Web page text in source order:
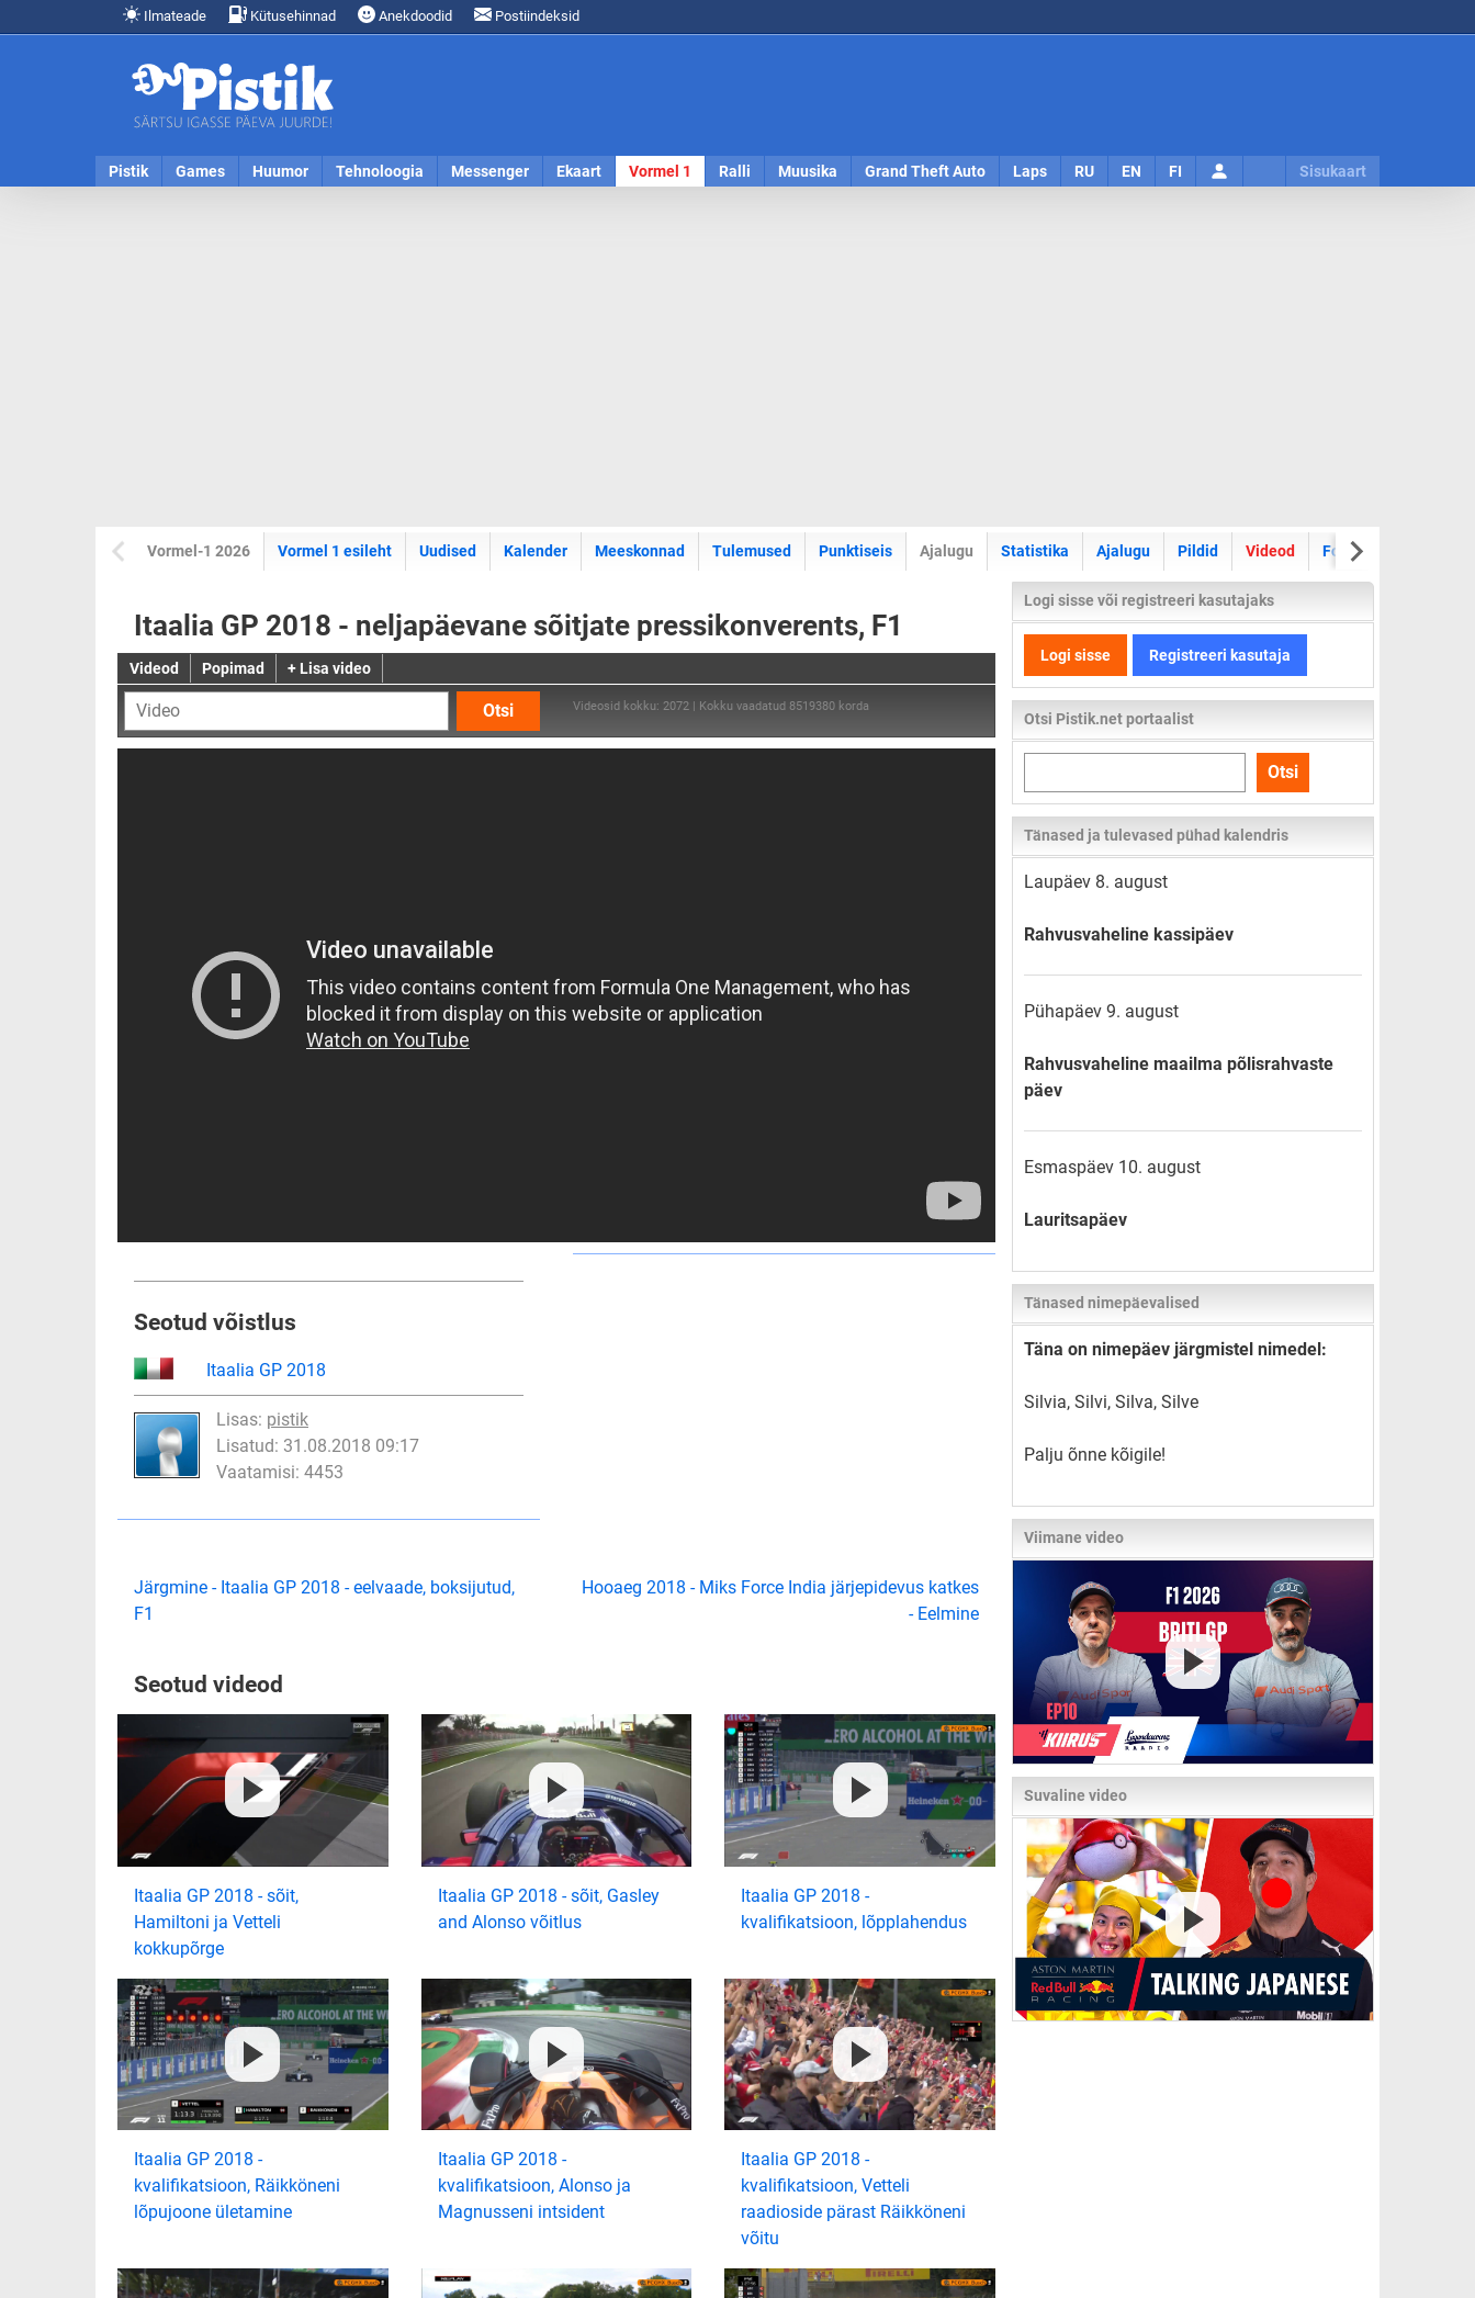
Ilmateade Kütusehinnad Anekdoodid Postiindeksid
Pistik Games Huumor Tehnoloogia Messenger Ekaart Vormel 1 Ralli Muusika Grand Theft Auto Laps RU EN FI Sisukaart
Vormel-1 2026 Vormel 1 esileht Uudised Kalender Meeskonnad Tulemused Punktiseis Ajalugu Statistika Ajalugu Pildid Videod Foorum
Itaalia GP 2018 - neljapäevane sõitjate pressikonverents, F1
Videod Popimad + Lisa video
Otsi Videosid kokku: 2072 | Kokku vaadatud 8519380 korda
Seotud võistlus
Itaalia GP 2018
Lisas: pistik
Lisatud: 31.08.2018 09:17
Vaatamisi: 4453
Järgmine - Itaalia GP 2018 - eelvaade, boksijutud,
F1
Hooaeg 2018 - Miks Force India järjepidevus katkes
- Eelmine
Seotud videod
Itaalia GP 2018 - sõit,
Hamiltoni ja Vetteli
kokkupõrge
Itaalia GP 2018 - sõit, Gasley
and Alonso võitlus
Itaalia GP 2018 -
kvalifikatsioon, lõpplahendus
Itaalia GP 2018 -
kvalifikatsioon, Räikköneni
lõpujoone ületamine
Itaalia GP 2018 -
kvalifikatsioon, Alonso ja
Magnusseni intsident
Itaalia GP 2018 -
kvalifikatsioon, Vetteli
raadioside pärast Räikköneni
võitu
Logi sisse või registreeri kasutajaks
Logi sisse Registreeri kasutaja
Otsi Pistik.net portaalist
kogu
lehelt
Otsi
Tänased ja tulevased pühad kalendris
Laupäev 8. august
Rahvusvaheline kassipäev
Pühapäev 9. august
Rahvusvaheline maailma põlisrahvaste
päev
Esmaspäev 10. august
Lauritsapäev
Tänased nimepäevalised
Täna on nimepäev järgmistel nimedel:
Silvia, Silvi, Silva, Silve
Palju õnne kõigile!
Viimane video
Suvaline video